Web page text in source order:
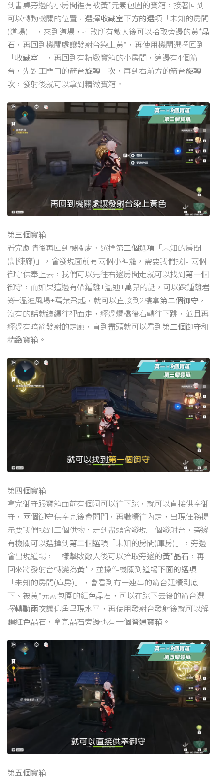
到書桌旁邊的小房間裡有被黃*元素包圍的寶箱，接著回到
可以轉動機關的位置，選擇收藏室下方的選項 「未知的房間
(道場)」，來到道場，打敗所有敵人後可以拾取旁邊的黃*晶
石 ，再回到機關處讓發射台染上黃*，再使用機關選擇回到
「收藏室 」，再回到有精緻寶箱的小房間，這邊有4個箭
台，先對正門口的箭台旋轉一次 ，再到右前方的箭台旋轉一
次 ，發射後就可以拿到精緻寶箱。
第三個寶箱
看完劇情後再回到機關處，選擇第三個選項 「未知的房間
(訓練廊)」，會發現面前有兩個小神龕，需要我們找回兩個
御守供奉上去，我們可以先往右邊房間走就可以找到第一個
御守 ，而如果這邊有帶鍾離+溫迪+萬葉的話，可以踩鍾離岩
脊+溫迪風場+萬葉飛起，就可以直接到2樓拿第二個御守 ，
沒有的話就繼續往裡面走，經過爛橋後右轉往下跳，並且再
經過有暗箭發射的走廊，直到盡頭就可以看到第二個御守和
精緻寶箱 。
第四個寶箱
拿完御守跟寶箱面前有個洞可以往下跳，就可以直接供奉御
守，兩個御守供奉完後會開門，再繼續往內走，出現任務提
示要我們找到三個供物，走到盡頭會發現一個發射台，旁邊
有機關可以選擇到第二個選項 「未知的房間(庫房)」，旁邊
會出現道場，一樣擊敗敵人後可以拾取旁邊的黃*晶石 ，再
回來將發射台轉變為黃* ，並操作機關到道場下面的選項
「未知的房間(庫房)」，會看到有一連串的箭台延續到底
下、被黃*元素包圍的紅色晶石，可以在跳下去後的箭台選
擇轉動兩次讓仰角呈現水平，再使用發射台發射後就可以解
鎖紅色晶石，拿完晶石旁邊也有一個普通寶箱 。
第五個寶箱